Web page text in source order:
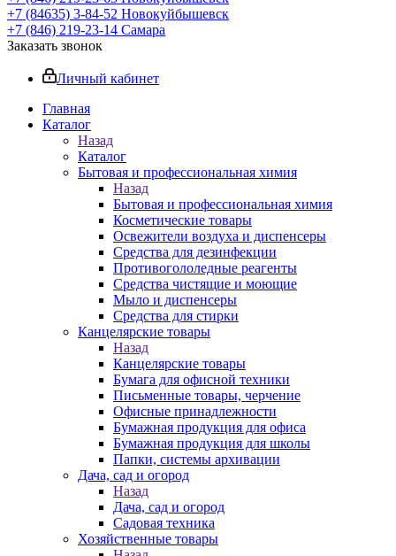
+7 (84635) 3-84-52 Новокуйбышевск
+7 (846) 219-23-14 Самара
Заказать звонок
Личный кабинет
Главная
Каталог
Назад
Каталог
Бытовая и профессиональная химия
Назад
Бытовая и профессиональная химия
Косметические товары
Освежители воздуха и диспенсеры
Средства для дезинфекции
Противогололедные реагенты
Средства чистящие и моющие
Мыло и диспенсеры
Средства для стирки
Канцелярские товары
Назад
Канцелярские товары
Бумага для офисной техники
Письменные товары, черчение
Офисные принадлежности
Бумажная продукция для офиса
Бумажная продукция для школы
Папки, системы архивации
Дача, сад и огород
Назад
Дача, сад и огород
Садовая техника
Хозяйственные товары